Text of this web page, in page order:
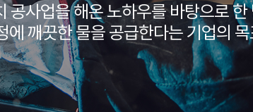
공사업을 해온 노하우를 바탕으로
에 깨끗한 물을 공급한다는 기업의